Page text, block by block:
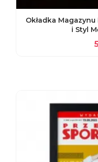
Okładka Magazynu
i Styl